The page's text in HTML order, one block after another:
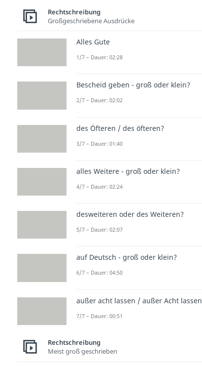
Rechtschreibung
Großgeschriebene Ausdrücke
Alles Gute
1/7 – Dauer: 02:28
Bescheid geben - groß oder klein?
2/7 – Dauer: 02:02
des Öfteren / des öfteren?
3/7 – Dauer: 01:40
alles Weitere - groß oder klein?
4/7 – Dauer: 02:24
desweiteren oder des Weiteren?
5/7 – Dauer: 02:07
auf Deutsch - groß oder klein?
6/7 – Dauer: 04:50
außer acht lassen / außer Acht lassen
7/7 – Dauer: 00:51
Rechtschreibung
Meist groß geschrieben